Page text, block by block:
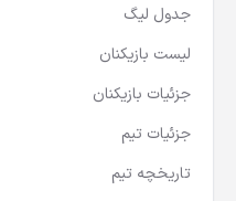
جدول لیگ
لیست بازیکنان
جزئیات بازیکنان
جزئیات تیم
تاریخچه تیم